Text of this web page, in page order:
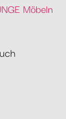
Möbeln